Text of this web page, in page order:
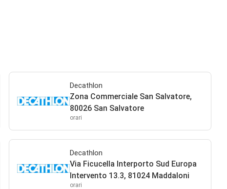
Decathlon
Zona Commerciale San Salvatore,
80026 San Salvatore
orari
Decathlon
Via Ficucella Interporto Sud Europa
Intervento 13.3, 81024 Maddaloni
orari